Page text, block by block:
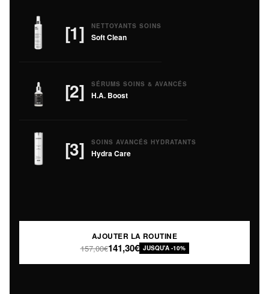
[1] NETTOYANTS SOINS
Soft Clean
[2] SÉRUMS SOINS & AVANCÉS
H.A. Boost
[3] SOINS AVANCÉS HYDRATANTS
Hydra Care
AJOUTER LA ROUTINE
157,00€141,30€ JUSQU'A -10%